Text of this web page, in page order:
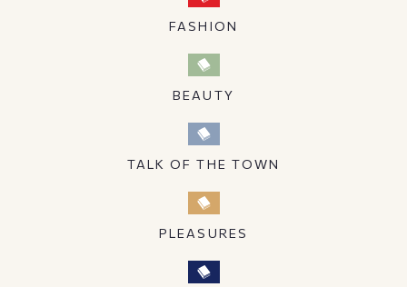
FASHION
BEAUTY
TALK OF THE TOWN
PLEASURES